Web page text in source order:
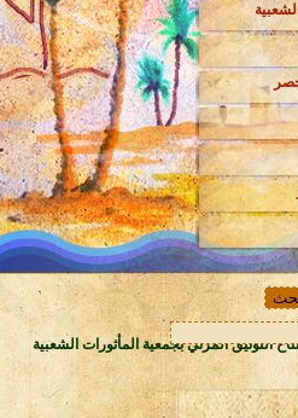
التوثيق المرئي بجمعية المأثورات الشعبية